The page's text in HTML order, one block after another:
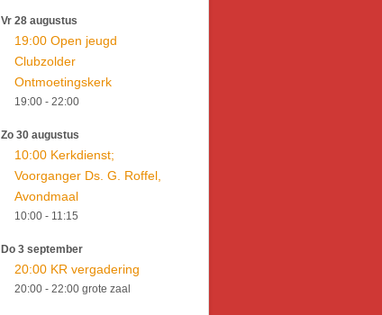
Vr 28 augustus
19:00 Open jeugd
Clubzolder
Ontmoetingskerk
19:00 - 22:00
Zo 30 augustus
10:00 Kerkdienst;
Voorganger Ds. G. Roffel,
Avondmaal
10:00 - 11:15
Do 3 september
20:00 KR vergadering
20:00 - 22:00grote zaal